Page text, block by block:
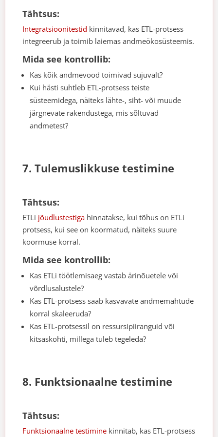
Tähtsus:
Integratsioonitestid kinnitavad, kas ETL-protsess
integreerub ja toimib laiemas andmeökosüsteemis.
Mida see kontrollib:
Kas kõik andmevood toimivad sujuvalt?
Kui hästi suhtleb ETL-protsess teiste
süsteemidega, näiteks lähte-, siht- või muude
järgnevate rakendustega, mis sõltuvad
andmetest?
7. Tulemuslikkuse testimine
Tähtsus:
ETLi jõudlustestiga hinnatakse, kui tõhus on ETLi
protsess, kui see on koormatud, näiteks suure
koormuse korral.
Mida see kontrollib:
Kas ETLi töötlemisaeg vastab ärinõuetele või
võrdlusalustele?
Kas ETL-protsess saab kasvavate andmemahtude
korral skaleeruda?
Kas ETL-protsessil on ressursipiiranguid või
kitsaskohti, millega tuleb tegeleda?
8. Funktsionaalne testimine
Tähtsus:
Funktsionaalne testimine kinnitab, kas ETL-protsess